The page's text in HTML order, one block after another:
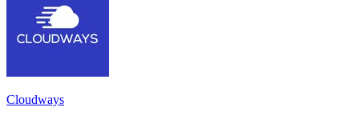
Cloudways